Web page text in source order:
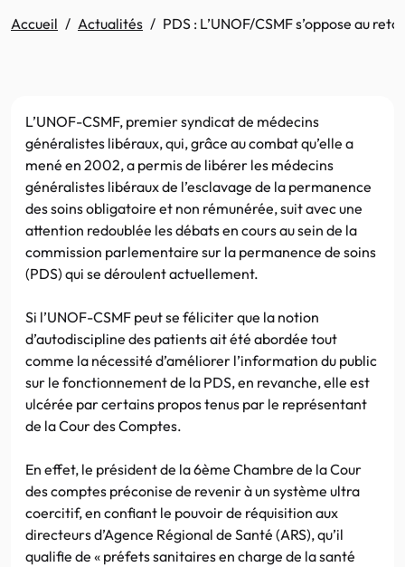
Accueil Actualités PDS : L’UNOF/CSMF s’oppose au
L’UNOF-CSMF, premier syndicat de médecins
généralistes libéraux, qui, grâce au combat qu’elle a
mené en 2002, a permis de libérer les médecins
généralistes libéraux de l’esclavage de la permanence
des soins obligatoire et non rémunérée, suit avec une
attention redoublée les débats en cours au sein de la
commission parlementaire sur la permanence de soins
(PDS) qui se déroulent actuellement.
Si l’UNOF-CSMF peut se féliciter que la notion
d’autodiscipline des patients ait été abordée tout
comme la nécessité d’améliorer l’information du public
sur le fonctionnement de la PDS, en revanche, elle est
ulcérée par certains propos tenus par le représentant
de la Cour des Comptes.
En effet, le président de la 6ème Chambre de la Cour
des comptes préconise de revenir à un système ultra
coercitif, en confiant le pouvoir de réquisition aux
directeurs d’Agence Régional de Santé (ARS), qu’il
qualifie de « préfets sanitaires en charge de la santé